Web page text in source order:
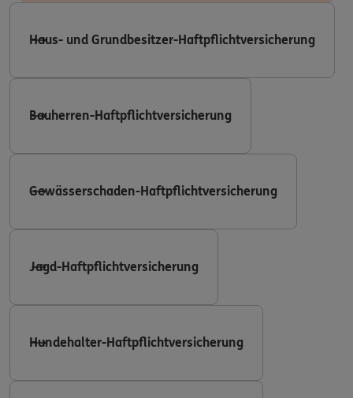
Haus- und Grundbesitzer-Haftpflichtversicherung
Bauherren-Haftpflichtversicherung
Gewässerschaden-Haftpflichtversicherung
Jagd-Haftpflichtversicherung
Hundehalter-Haftpflichtversicherung